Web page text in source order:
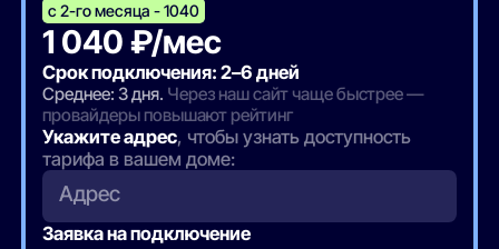
с 2-го месяца - 1040
1 040 ₽/мес
Срок подключения: 2–6 дней
Среднее: 3 дня. Через наш сайт чаще быстрее —
провайдеры повышают рейтинг
Укажите адрес, чтобы узнать доступность
тарифа в вашем доме:
Адрес
Заявка на подключение